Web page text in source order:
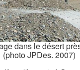
dans le désert
(photo JPDes. 2007)